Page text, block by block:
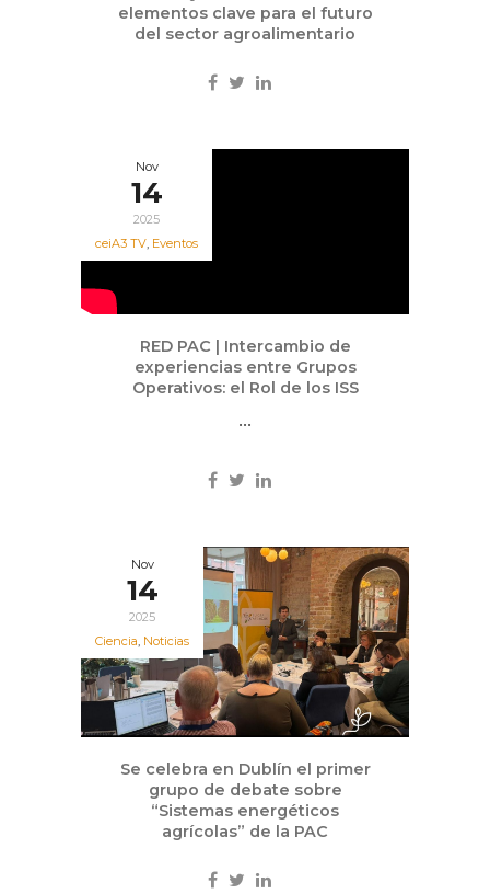
elementos clave para el futuro
del sector agroalimentario
Nov
14
2025
ceiA3 TV, Eventos
RED PAC | Intercambio de
experiencias entre Grupos
Operativos: el Rol de los ISS
...
Nov
14
2025
Ciencia, Noticias
Se celebra en Dublín el primer
grupo de debate sobre
“Sistemas energéticos
agrícolas” de la PAC